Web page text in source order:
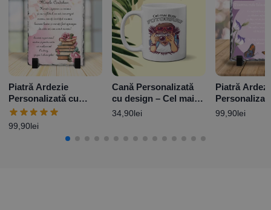
Piatră Ardezie
Personalizată cu
mesaj – Gânduri
pentru Educatoare
99,90lei
Cană Personalizată
cu design – Cel mai
bun fotograf
34,90lei
Piatră
mesaj pentru
99,90lei